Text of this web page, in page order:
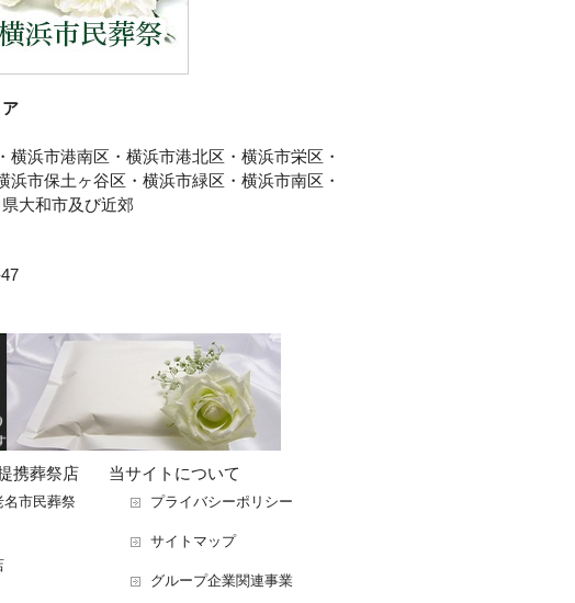
浜市港南区・横浜市港北区・横浜市栄区・
市保土ヶ谷区・横浜市緑区・横浜市南区・
大和市及び近郊
携葬祭店
名市民葬祭
当サイトについて
プライバシーポリシー
サイトマップ
グループ企業関連事業